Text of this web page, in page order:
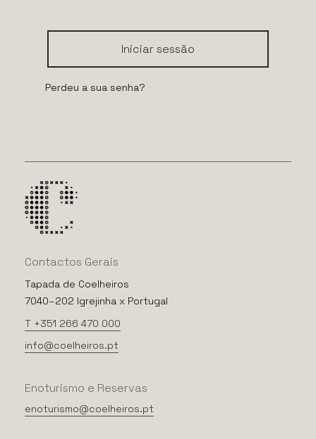
Iniciar sessão
Perdeu a sua senha?
Contactos Gerais
Tapada de Coelheiros
7040–202 Igrejinha x Portugal
T +351 266 470 000
info@coelheiros.pt
Enoturismo e Reservas
enoturismo@coelheiros.pt